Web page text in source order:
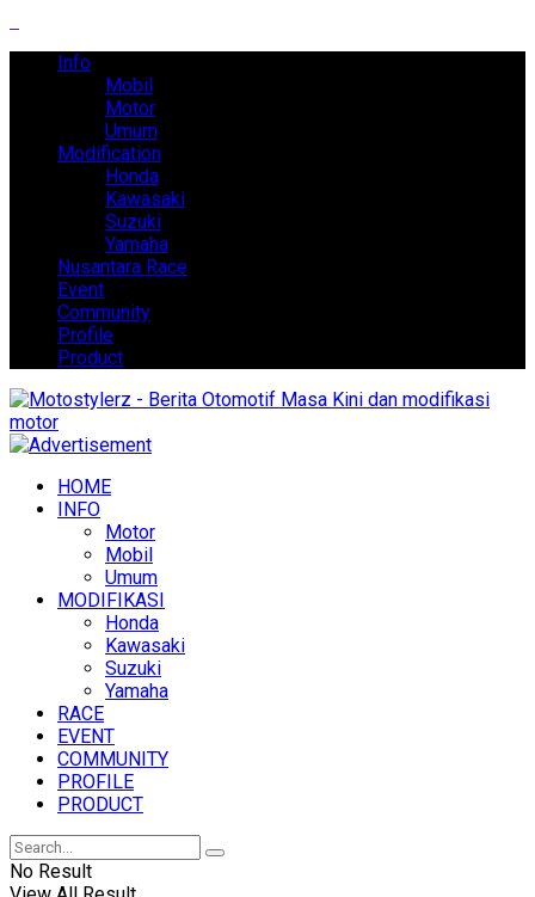
Info
Mobil
Motor
Umum
Modification
Honda
Kawasaki
Suzuki
Yamaha
Nusantara Race
Event
Community
Profile
Product
HOME
INFO
Motor
Mobil
Umum
MODIFIKASI
Honda
Kawasaki
Suzuki
Yamaha
RACE
EVENT
COMMUNITY
PROFILE
PRODUCT
No Result